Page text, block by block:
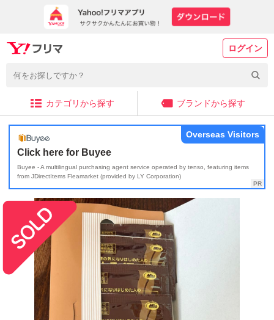
ログイン
カテゴリから探す ブランドから探す
Click here for Buyee
Buyee - A multilingual purchasing agent service operated by tenso, featuring items
from JDirectItems Fleamarket (provided by LY Corporation)
Overseas Visitors